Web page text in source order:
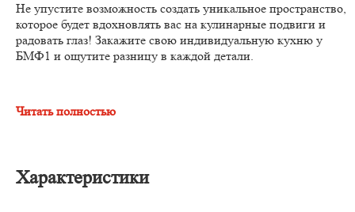
Не упустите возможность создать уникальное пространство,
которое будет вдохновлять вас на кулинарные подвиги и
радовать глаз! Закажите свою индивидуальную кухню у
БМФ1 и ощутите разницу в каждой детали.
Читать полностью
Характеристики